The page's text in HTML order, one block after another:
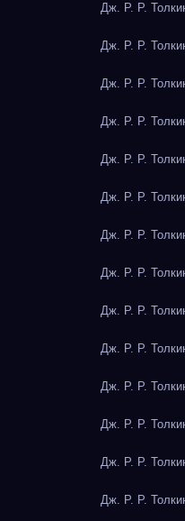
Дж. Р. Р.
Дж. Р. Р.
Дж. Р. Р.
Дж. Р. Р.
Дж. Р. Р.
Дж. Р. Р.
Дж. Р. Р.
Дж. Р. Р.
Дж. Р. Р.
Дж. Р. Р.
Дж. Р. Р.
Дж. Р. Р.
Дж. Р. Р.
Дж. Р. Р.